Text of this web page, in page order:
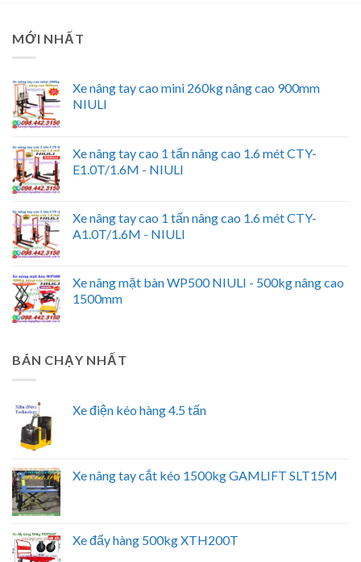
MỚI NHẤT
Xe nâng tay cao mini 260kg nâng cao 900mm
NIULI
Xe nâng tay cao 1 tấn nâng cao 1.6 mét CTY-
E1.0T/1.6M - NIULI
Xe nâng tay cao 1 tấn nâng cao 1.6 mét CTY-
A1.0T/1.6M - NIULI
Xe nâng mặt bàn WP500 NIULI - 500kg nâng cao
1500mm
BÁN CHẠY NHẤT
Xe điện kéo hàng 4.5 tấn
Xe nâng tay cắt kéo 1500kg GAMLIFT SLT15M
Xe đẩy hàng 500kg XTH200T